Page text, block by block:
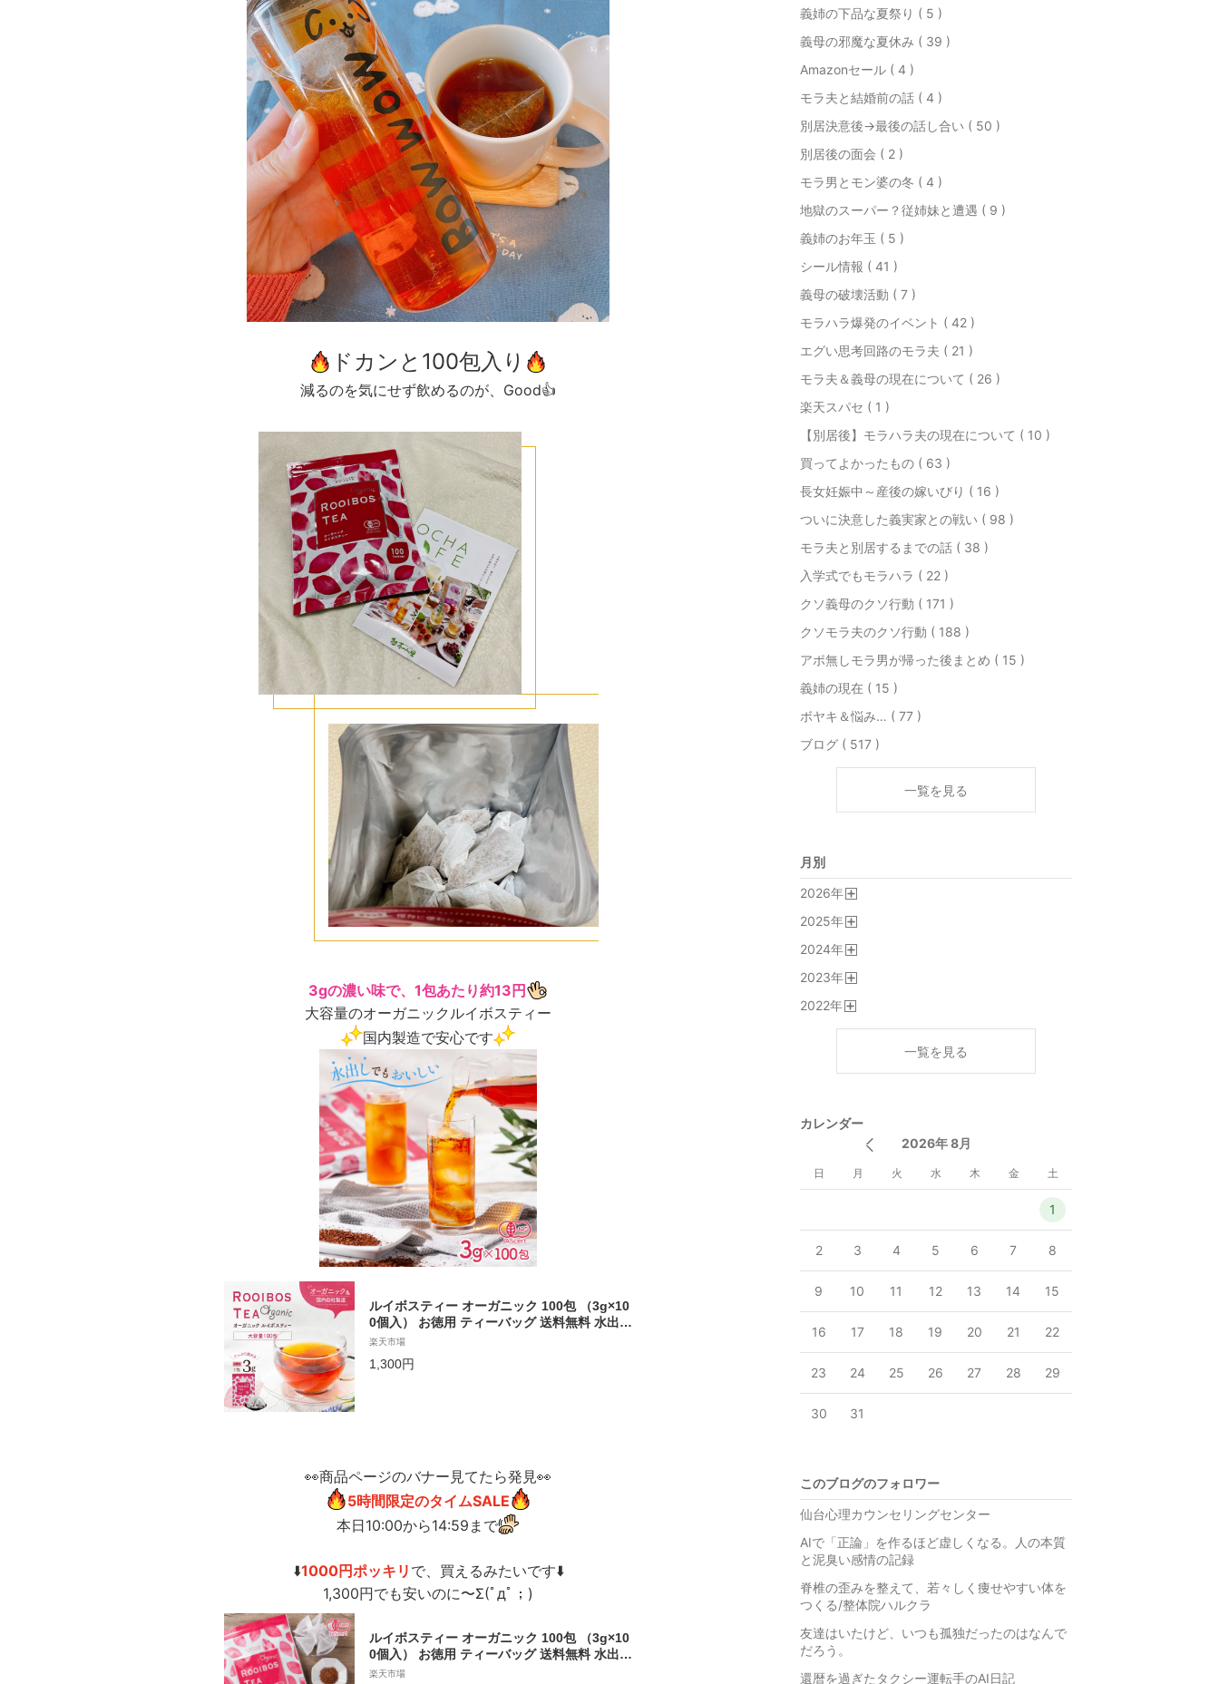
ドカンと100包入り
減るのを気にせず飲めるのが、Good👍
3gの濃い味で、1包あたり約13円
大容量のオーガニックルイボスティー
国内製造で安心です
ルイボスティー オーガニック 100包 （3g×10
0個入） お徳用 ティーバッグ 送料無料 水出し
可 ／ 有機 ルイボス 健康茶 ティーパック ノン
ンカロリー ダイエット
楽天市場
1,300円
👀商品ページのバナー見てたら発見👀
5時間限定のタイムSALE
本日10:00から14:59まで
⬇️1000円ポッキリ で、買えるみたいです⬇️
1,300円でも安いのに〜Σ(ﾟдﾟ；)
ルイボスティー オーガニック 100包 （3g×10
0個入） お徳用 ティーバッグ 送料無料 水出し
可 ／ 有機 ルイボス 健康茶 ティーパック ノン
楽天市場
義姉の下品な夏祭り ( 5 )
義母の邪魔な夏休み ( 39 )
Amazonセール ( 4 )
モラ夫と結婚前の話 ( 4 )
別居決意後→最後の話し合い ( 50 )
別居後の面会 ( 2 )
モラ男とモン婆の冬 ( 4 )
地獄のスーパー？従姉妹と遭遇 ( 9 )
義姉のお年玉 ( 5 )
シール情報 ( 41 )
義母の破壊活動 ( 7 )
モラハラ爆発のイベント ( 42 )
エグい思考回路のモラ夫 ( 21 )
モラ夫＆義母の現在について ( 26 )
楽天スパセ ( 1 )
【別居後】モラハラ夫の現在について ( 10 )
買ってよかったもの ( 63 )
長女妊娠中～産後の嫁いびり ( 16 )
ついに決意した義実家との戦い ( 98 )
モラ夫と別居するまでの話 ( 38 )
入学式でもモラハラ ( 22 )
クソ義母のクソ行動 ( 171 )
クソモラ夫のクソ行動 ( 188 )
アポ無しモラ男が帰った後まとめ ( 15 )
義姉の現在 ( 15 )
ボヤキ＆悩み… ( 77 )
ブログ ( 517 )
一覧を見る
月別
2026年
2025年
2024年
2023年
2022年
一覧を見る
カレンダー
2026年 8月
日 月 火 水 木 金 土
1
2 3 4 5 6 7 8
9 10 11 12 13 14 15
16 17 18 19 20 21 22
23 24 25 26 27 28 29
30 31
このブログのフォロワー
仙台心理カウンセリングセンター
AIで「正論」を作るほど虚しくなる。人の本質
と泥臭い感情の記録
脊椎の歪みを整えて、若々しく痩せやすい体を
つくる/整体院ハルクラ
友達はいたけど、いつも孤独だったのはなんで
だろう。
還暦を過ぎたタクシー運転手のAI日記